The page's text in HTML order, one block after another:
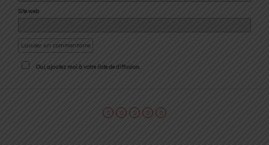
Site web
Oui, ajoutez moi à votre liste de diffusion.